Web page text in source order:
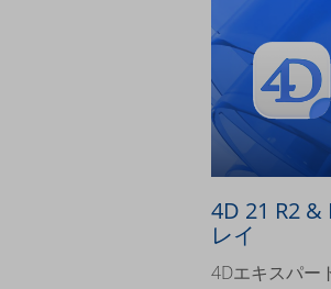
4D 21 R2 &
レイ
4Dエキスパー